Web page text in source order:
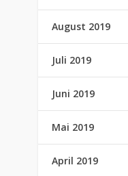
August 2019
Juli 2019
Juni 2019
Mai 2019
April 2019